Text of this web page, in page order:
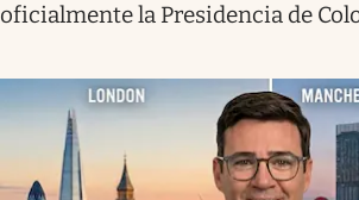
oficialmente la Presidencia de